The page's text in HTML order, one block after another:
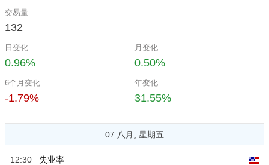
交易量
132
日变化
0.96%
月变化
0.50%
6个月变化
-1.79%
年变化
31.55%
07 八月, 星期五
12:30
失业率